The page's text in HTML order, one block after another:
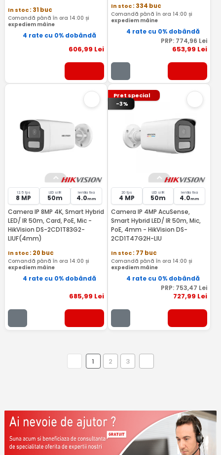
In stoc: 31 buc
Comandă până în ora 14:00 și
expediem mâine
4 rate cu 0% dobândă
606,99 Lei
In stoc: 334 buc
Comandă până în ora 14:00 și
expediem mâine
4 rate cu 0% dobândă
PRP: 774,96 Lei
653,99 Lei
12.5 fps
8 MP
LED si IR
50m
lentila fixa
4.0mm
Camera IP 8MP 4K, Smart Hybrid
LED/ IR 50m, Card, PoE, Mic -
HikVision DS-2CD1T83G2-
LIUF(4mm)
In stoc: 20 buc
Comandă până în ora 14:00 și
expediem mâine
4 rate cu 0% dobândă
685,99 Lei
Pret special
-3%
20 fps
4 MP
LED si IR
50m
lentila fixa
4.0mm
Camera IP 4MP AcuSense,
Smart Hybrid LED/ IR 50m, Mic,
PoE, 4mm - HikVision DS-
2CD1T47G2H-LIU
In stoc: 77 buc
Comandă până în ora 14:00 și
expediem mâine
4 rate cu 0% dobândă
PRP: 753,47 Lei
727,99 Lei
1 2 3